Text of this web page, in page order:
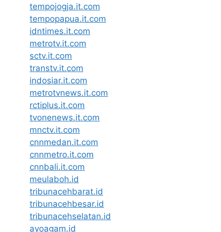
tempojogja.it.com
tempopapua.it.com
idntimes.it.com
metrotv.it.com
sctv.it.com
transtv.it.com
indosiar.it.com
metrotvnews.it.com
rctiplus.it.com
tvonenews.it.com
mnctv.it.com
cnnmedan.it.com
cnnmetro.it.com
cnnbali.it.com
meulaboh.id
tribunacehbarat.id
tribunacehbesar.id
tribunacehselatan.id
ayoagam.id